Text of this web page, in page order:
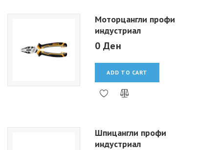
Моторцангли профи
индустриал
0 Ден
ADD TO CART
Шпицангли профи
индустриал